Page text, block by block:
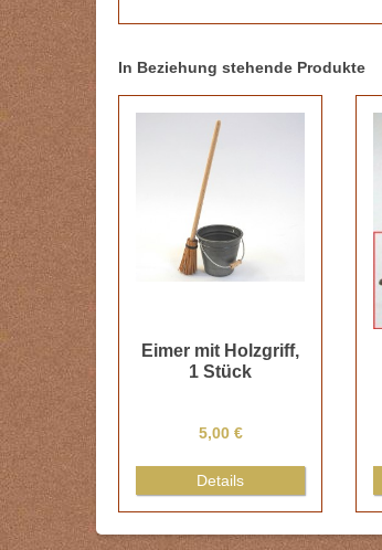
In Beziehung stehende Produkte
Eimer mit Holzgriff,
1 Stück
5,00 €
Details